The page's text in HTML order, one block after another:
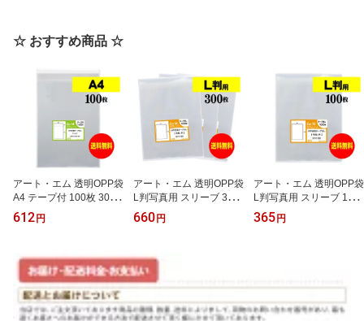
☆ おすすめ商品 ☆
アート・エム 透明OPP袋
A4 テープ付 100枚 30ミ
クロン厚(標準) 225x310
+40mm 国産 送料無料 A
612 円
アート・エム 透明OPP袋
L判写真用 スリーブ 300
枚 30ミクロン厚(標準) 9
1x130mm 国産 送料無料
660 円
アート・エム 透明OPP袋
L判写真用 スリーブ 100
枚 30ミクロン厚(標準) 9
1x130mm 国産 送料無料
365 円